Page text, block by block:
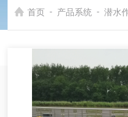
首页 - 产品系统 - 潜水